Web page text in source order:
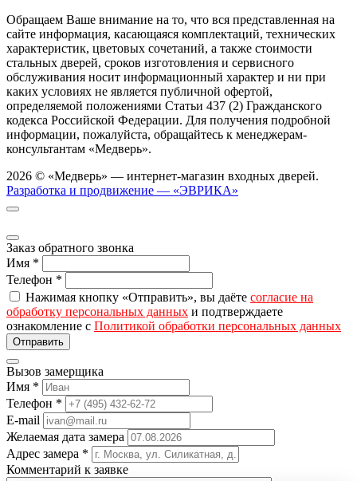
Обращаем Ваше внимание на то, что вся представленная на
сайте информация, касающаяся комплектаций, технических
характеристик, цветовых сочетаний, а также стоимости
стальных дверей, сроков изготовления и сервисного
обслуживания носит информационный характер и ни при
каких условиях не является публичной офертой,
определяемой положениями Статьи 437 (2) Гражданского
кодекса Российской Федерации. Для получения подробной
информации, пожалуйста, обращайтесь к менеджерам-
консультантам «Медверь».
2026 © «Медверь» — интернет-магазин входных дверей.
Разработка и продвижение — «ЭВРИКА»
Заказ обратного звонка
Имя *
Телефон *
Нажимая кнопку «Отправить», вы даёте согласие на
обработку персональных данных и подтверждаете
ознакомление с Политикой обработки персональных данных
Вызов замерщика
Имя *
Телефон *
E-mail
Желаемая дата замера
Адрес замера *
Комментарий к заявке